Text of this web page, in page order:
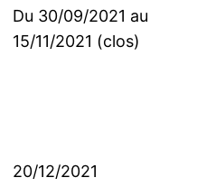
Du 30/09/2021 au
15/11/2021 (clos)
20/12/2021